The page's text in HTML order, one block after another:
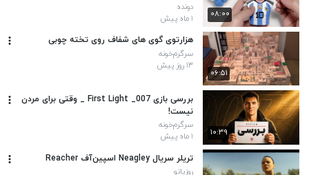
۰۸:۰۰
دونده
۱ ماه پیش
۰۶:۵۱
هزارتوی گوی های شفاف روی تخته چوبی
سرگرم‌خونه
۱۳ روز پیش
۱۰:۳۹
بررسی بازی 007_ First Light _ وقتی برای مردن
نیست!
سرگرم‌خونه
۱ ماه پیش
تریلر سریال Neagley اسپین‌آف Reacher
روزیاتو